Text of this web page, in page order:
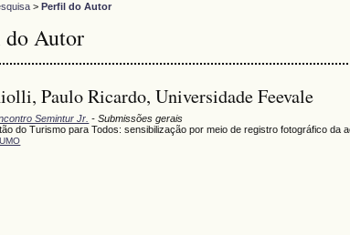
>Perfil do Autor
do Autor
Paulo Ricardo, Universidade Feevale
Semintur Jr. - Submissões gerais
do Turismo para Todos: sensibilização por meio de registro fotográfico da